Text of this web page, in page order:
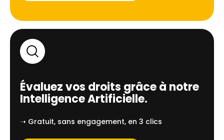
Évaluez vos droits grâce à notre
Intelligence Artificielle.
➝ Gratuit, sans engagement, en 3 clics